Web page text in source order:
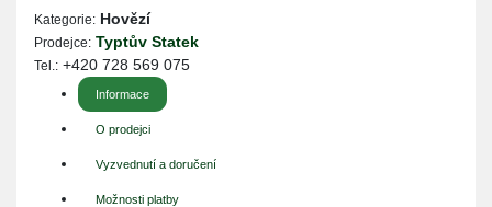
Kategorie: Hovězí
Prodejce: Typtův Statek
Tel.: +420 728 569 075
Informace
O prodejci
Vyzvednutí a doručení
Možnosti platby